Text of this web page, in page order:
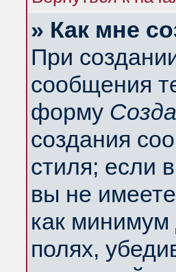
» Как мне
При
сообщения
форму
создания
стиля; если
вы не
как минимум
полях,